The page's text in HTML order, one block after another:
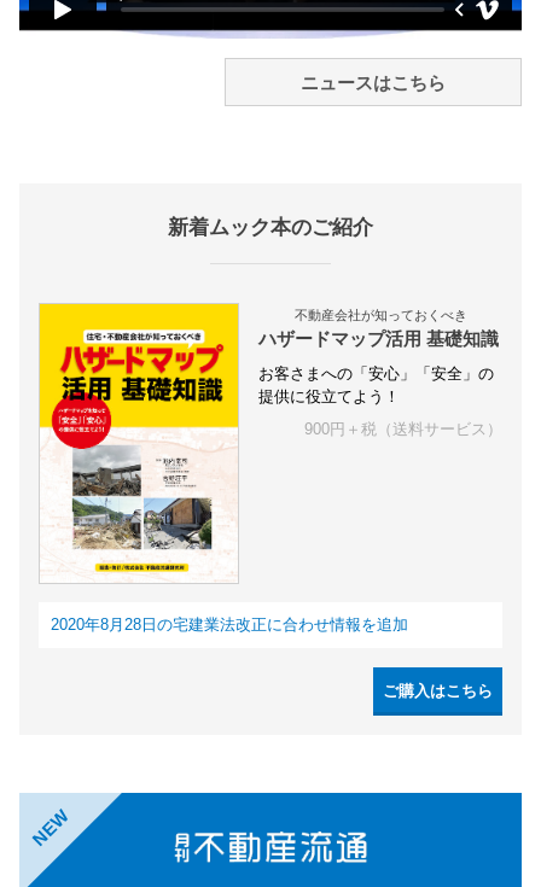
ニュースはこちら
新着ムック本のご紹介
不動産会社が知っておくべき
ハザードマップ活用 基礎知識
お客さまへの「安心」「安全」の
提供に役立てよう！
900円＋税（送料サービス）
2020年8月28日の宅建業法改正に合わせ情報を追加
ご購入はこちら
NEW